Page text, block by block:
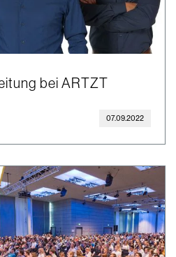
bei ARTZT
07.09.2022